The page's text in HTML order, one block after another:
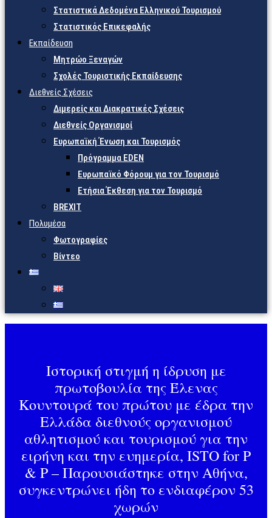
Στατιστικά Δεδομένα Ελληνικού Τουρισμού
Στατιστικός Επικεφαλής
Εκπαίδευση
Μητρώο Ξεναγών
Σχολές Τουριστικής Εκπαίδευσης
Διεθνείς Σχέσεις
Διμερείς και Διακρατικές Σχέσεις
Διεθνείς Οργανισμοί
Ευρωπαϊκή Ένωση και Τουρισμός
Πρόγραμμα EDEN
Ευρωπαϊκό Φόρουμ για τον Τουρισμό
Ετήσια Έκθεση για τον Τουρισμό
BREXIT
Πολυμέσα
Φωτογραφίες
Βίντεο
Iστορική στιγμή η ίδρυση με
πρωτοβουλία της Έλενας
Κουντουρά του πρώτου με έδρα την
Ελλάδα διεθνούς οργανισμού
αθλητισμού και τουρισμού για την
ειρήνη και την ευημερία, ISTO for P
& P – Παρουσιάστηκε στην Αθήνα,
συγκεντρώνει ήδη το ενδιαφέρον 53
χωρών